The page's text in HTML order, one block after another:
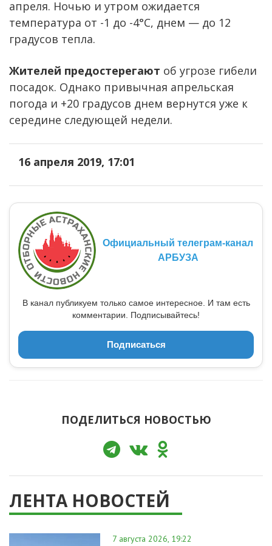
апреля. Ночью и утром ожидается
температура от -1 до -4°С, днем — до 12
градусов тепла.
Жителей предостерегают об угрозе гибели
посадок. Однако привычная апрельская
погода и +20 градусов днем вернутся уже к
середине следующей недели.
16 апреля 2019, 17:01
Официальный телеграм-канал
АРБУЗА
В канал публикуем только самое интересное. И там есть
комментарии. Подписывайтесь!
Подписаться
ПОДЕЛИТЬСЯ НОВОСТЬЮ
ЛЕНТА НОВОСТЕЙ
7 августа 2026, 19:22